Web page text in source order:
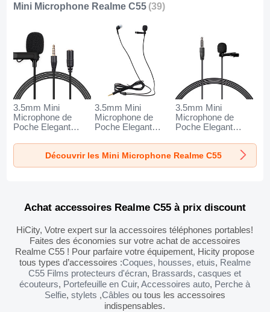
Mini Microphone Realme C55 (39)
3.5mm Mini
Microphone de
Poche Elegant
Parleur K06 pour
Realme C55 Noir
3.5mm Mini
Microphone de
Poche Elegant
Parleur K05 pour
Realme C55 Noir
3.5mm Mini
Microphone de
Poche Elegant
Parleur K08 pour
Realme C55 Noir
Découvrir les Mini Microphone Realme C55
Achat accessoires Realme C55 à prix discount
HiCity, Votre expert sur la accessoires téléphones portables!
Faites des économies sur votre achat de accessoires
Realme C55 ! Pour parfaire votre équipement, Hicity propose
tous types d’accessoires :Coques, housses, etuis, Realme
C55 Films protecteurs d'écran, Brassards,casques et
écouteurs, Portefeuille en Cuir,Accessoires auto, Perche à
Selfie, stylets ,Câbles ou tous les accessoires
indispensables.